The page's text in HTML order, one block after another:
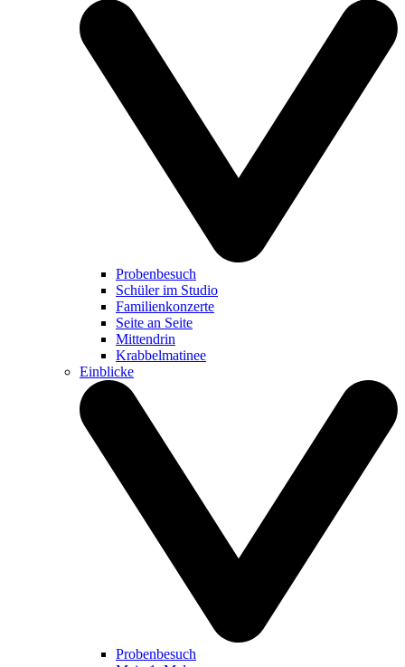
Probenbesuch
Schüler im Studio
Familienkonzerte
Seite an Seite
Mittendrin
Krabbelmatinee
Einblicke
Probenbesuch